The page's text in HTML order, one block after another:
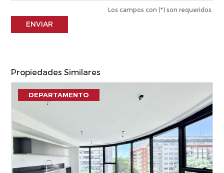
Los campos con (*) son requeridos.
ENVIAR
Propiedades Similares
DEPARTAMENTO